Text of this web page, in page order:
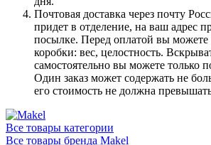
Почтовая доставка через почту
придет в отделение, на ваш адрес
посылке. Перед оплатой вы можете
коробки: вес, целостность.
самостоятельно вы можете только
Один заказ может содержать не
его стоимость не должна
Все товары категории
Все товары бренда Makel